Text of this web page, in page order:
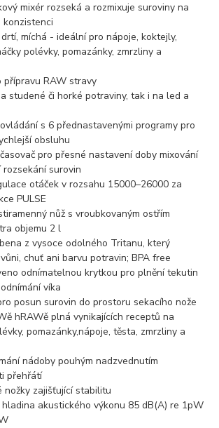
mixér rozseká a rozmixuje suroviny na
konzistenci
míchá - ideální pro nápoje, koktejly,
polévky, pomazánky, zmrzliny a
přípravu RAW stravy
studené či horké potraviny, tak i na led a
s 6 přednastavenými programy pro
obsluhu
pro přesné nastavení doby mixování
surovin
otáček v rozsahu 15000–26000 za
PULSE
nůž s vroubkovaným ostřím
objemu 2 l
z vysoce odolného Tritanu, který
chuť ani barvu potravin; BPA free
odnímatelnou krytkou pro plnění tekutin
víka
posun surovin do prostoru sekacího nože
hRAWě plná vynikajících receptů na
pomazánky,nápoje, těsta, zmrzliny a
nádoby pouhým nadzvednutím
přehřátí
nožky zajišťující stabilitu
akustického výkonu 85 dB(A) re 1pW